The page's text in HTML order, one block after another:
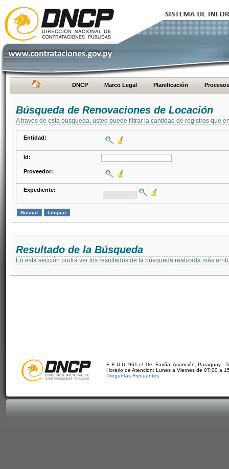
DNCP Marco Legal Planificación Procesos
Búsqueda de Renovaciones de Locación
A través de esta búsqueda, usted puede filtrar la cantidad de registros que
Entidad:
Id:
Proveedor:
Expediente:
Resultado de la Búsqueda
En esta sección podrá ver los resultados de la búsqueda realizada más
E.E.U.U. 961 c/ Tte. Fariña. Asunción, Paraguay -
Horario de Atención: Lunes a Viernes de 07:00 a
Preguntas Frecuentes